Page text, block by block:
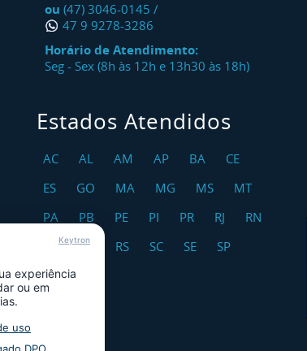
ou (47) 3046-0145 /
47 9 9278-3286
Horário de Atendimento:
Seg - Sex (8h às 12h e 13h30 às 18h)
Estados Atendidos
AC AL AM AP BA
CE
ES
GO MA MG MS
MT
PA
PB PE PI PR RJ
RN
RO
RR RS SC SE
SP
TO
Keytron
experiência
ou em
uso